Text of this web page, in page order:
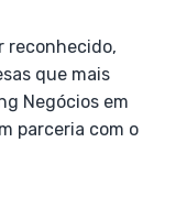
reconhecido,
que mais
Negócios em
parceria com o